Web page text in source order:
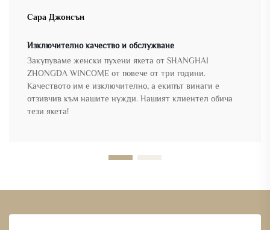
Сара Джонсън
Изключително качество и обслужване
Закупуваме женски пухени якета от SHANGHAI
ZHONGDA WINCOME от повече от три години.
Качеството им е изключително, а екипът винаги е
отзивчив към нашите нужди. Нашият клиентел обича
тези якета!